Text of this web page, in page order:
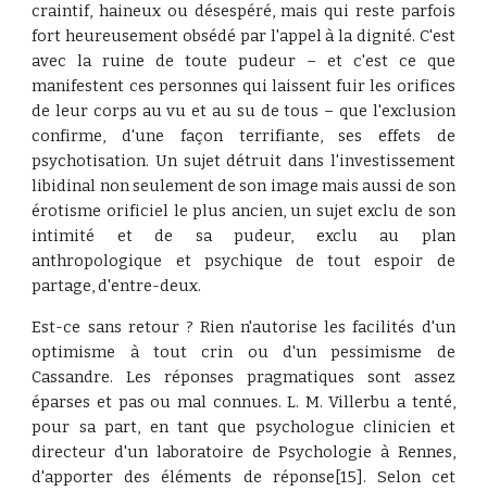
craintif, haineux ou désespéré, mais qui reste parfois
fort heureusement obsédé par l'appel à la dignité. C'est
avec la ruine de toute pudeur – et c'est ce que
manifestent ces personnes qui laissent fuir les orifices
de leur corps au vu et au su de tous – que l'exclusion
confirme, d'une façon terrifiante, ses effets de
psychotisation. Un sujet détruit dans l'investissement
libidinal non seulement de son image mais aussi de son
érotisme orificiel le plus ancien, un sujet exclu de son
intimité et de sa pudeur, exclu au plan
anthropologique et psychique de tout espoir de
partage, d'entre-deux.
Est-ce sans retour ? Rien n'autorise les facilités d'un
optimisme à tout crin ou d'un pessimisme de
Cassandre. Les réponses pragmatiques sont assez
éparses et pas ou mal connues. L. M. Villerbu a tenté,
pour sa part, en tant que psychologue clinicien et
directeur d'un laboratoire de Psychologie à Rennes,
d'apporter des éléments de réponse[15]. Selon cet